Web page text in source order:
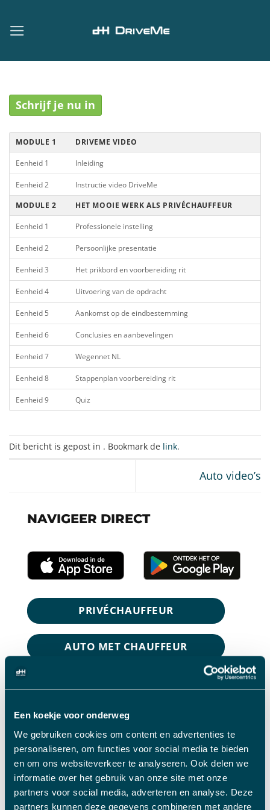
Een koekje voor onderweg
We gebruiken cookies om content en advertenties te
personaliseren, om functies voor social media te bieden
en om ons websiteverkeer te analyseren. Ook delen we
informatie over het gebruik van onze site met onze
partners voor social media, adverteren en analyse. Deze
partners kunnen deze gegevens combineren met andere
naar
Schrijf je nu in
MODULE 1 DRIVEME VIDEO
Eenheid 1 Inleiding
Eenheid 2
Instructie video DriveMe
MODULE 2
HET MOOIE WERK ALS PRIVÉCHAUFFEUR
Eenheid 1 Professionele instelling
Eenheid 2 Persoonlijke presentatie
Eenheid 3 Het prikbord en voorbereiding rit
Eenheid 4 Uitvoering van de opdracht
Eenheid 5 Aankomst op de eindbestemming
Eenheid 6 Conclusies en aanbevelingen
Eenheid 7 Wegennet NL
Eenheid 8 Stappenplan voorbereiding rit
Eenheid 9 Quiz
Dit bericht is gepost in . Bookmark de link.
Auto video’s
NAVIGEER DIRECT
PRIVÉCHAUFFEUR
AUTO MET CHAUFFEUR
TOURINGCAR